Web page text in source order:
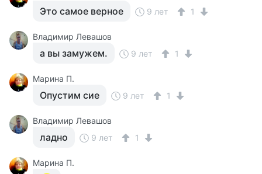
Это самое верное 9 лет 1
Владимир Левашов
а вы замужем. 9 лет 1
Марина П.
Опустим сие 9 лет 1
Владимир Левашов
ладно 9 лет 1
Марина П.